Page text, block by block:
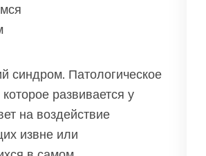
синдром. Патологическое
развивается у
на воздействие
извне или